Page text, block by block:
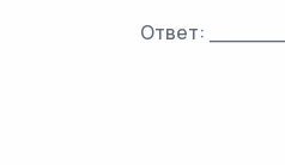
Ответ: